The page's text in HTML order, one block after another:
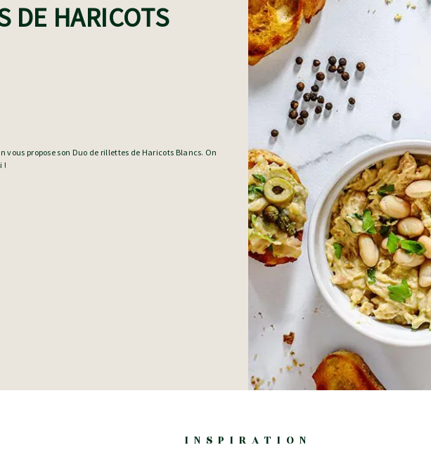
DE HARICOTS
propose son Duo de rillettes de Haricots Blancs. On
!
INSPIRATION